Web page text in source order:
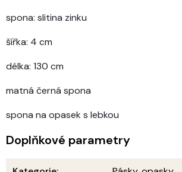
spona: slitina zinku
šířka: 4 cm
délka: 130 cm
matná černá spona
spona na opasek s lebkou
Doplňkové parametry